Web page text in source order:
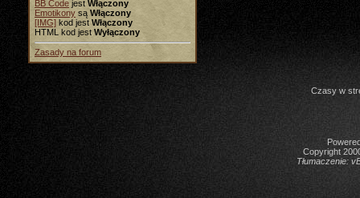
BB Code jest Włączony
Emotikony są Włączony
[IMG] kod jest Włączony
HTML kod jest Wyłączony
Zasady na forum
Czasy w
Copyright
Tłumaczenie: